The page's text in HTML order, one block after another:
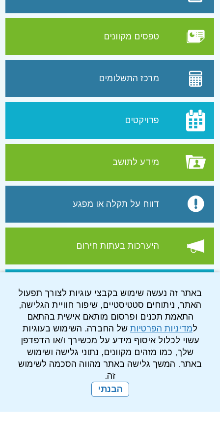
באתר זה נעשה שימוש בקבצי עוגיות לצורך תפעול
האתר, ניתוחים סטטיסטיים, שיפור חוויית הגלישה,
התאמת תכנים ופרסום מותאם אישית בהתאם
למדיניות הפרטיות של החברה. השימוש בעוגיות
עשוי לכלול איסוף מידע על מכשירך ו/או הדפדפן
שלך, כמו מזהים מקוונים, נתוני גלישה ושימוש
באתר. המשך גלישה באתר מהווה הסכמה לשימוש
זה.
הבנתי
טפסים מקוונים
מרכז התשלומים
פרויקטים
מידע לתושב
דווח על תקלה או מפגע
היערכות בעתות חירום
עמוד הפייסבוק של התאגיד